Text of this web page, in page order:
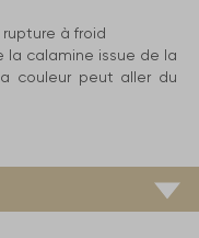
à froid
la calamine issue de la
couleur peut aller du